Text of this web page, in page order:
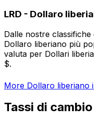
LRD - Dollaro
Dalle nostre
Dollaro liberiano più
valuta per Dollari
$.
More Dollaro liberiano
Tassi di